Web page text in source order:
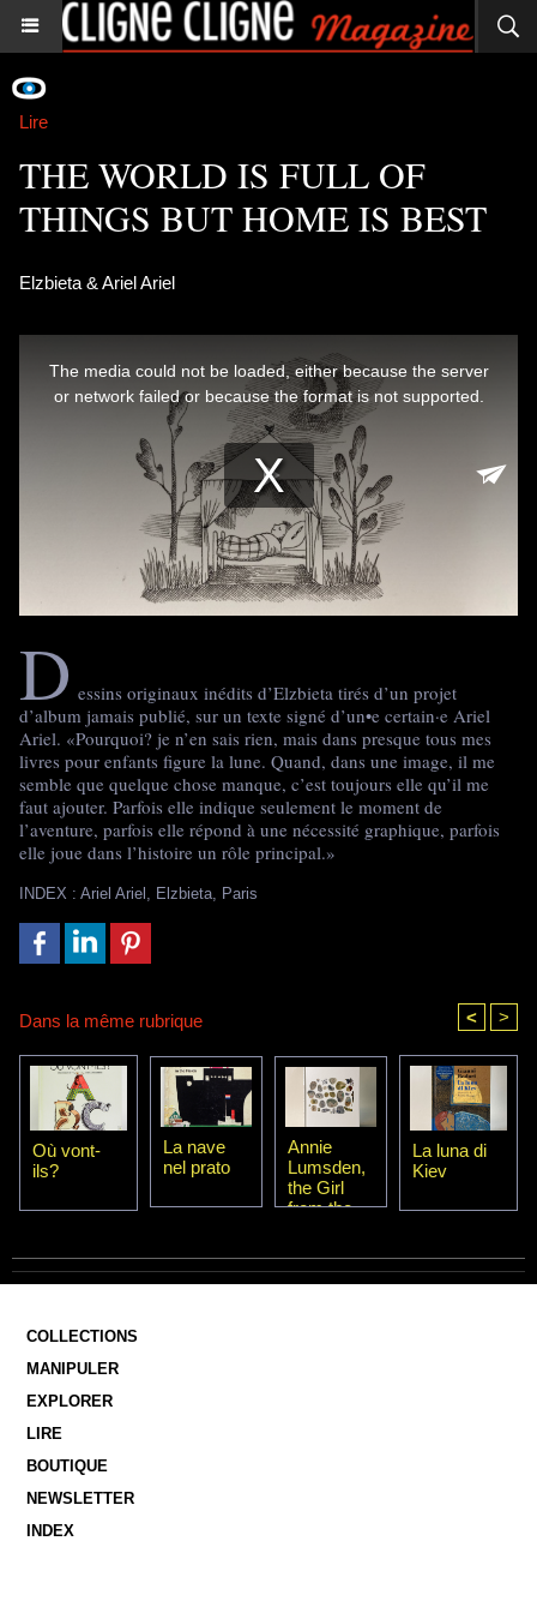
Lire
THE WORLD IS FULL OF
THINGS BUT HOME IS BEST
Elzbieta & Ariel Ariel
D essins originaux inédits d’Elzbieta tirés d’un projet
d’album jamais publié, sur un texte signé d’un•e certain·e Ariel
Ariel. «Pourquoi? je n’en sais rien, mais dans presque tous mes
livres pour enfants figure la lune. Quand, dans une image, il me
semble que quelque chose manque, c’est toujours elle qu’il me
faut ajouter. Parfois elle indique seulement le moment de
l’aventure, parfois elle répond à une nécessité graphique, parfois
elle joue dans l’histoire un rôle principal.»
INDEX : Ariel Ariel , Elzbieta, Paris
Dans la même rubrique < >
Où vont-
ils?
La nave
nel prato
Annie
Lumsden,
the Girl
from the
La luna di
Kiev
COLLECTIONS
MANIPULER
EXPLORER
LIRE
BOUTIQUE
NEWSLETTER
INDEX